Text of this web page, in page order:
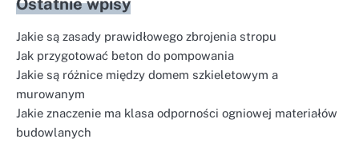
Jakie są zasady prawidłowego zbrojenia stropu
Jak przygotować beton do pompowania
Jakie są różnice między domem szkieletowym a
murowanym
Jakie znaczenie ma klasa odporności ogniowej materiałów
budowlanych